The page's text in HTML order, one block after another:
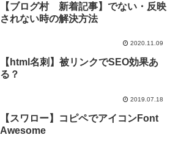
【ブログ村 新着記事】でない・反映
されない時の解決方法
2020.11.09
【html名刺】被リンクでSEO効果あ
る？
2019.07.18
【スワロー】コピペでアイコンFont
Awesome